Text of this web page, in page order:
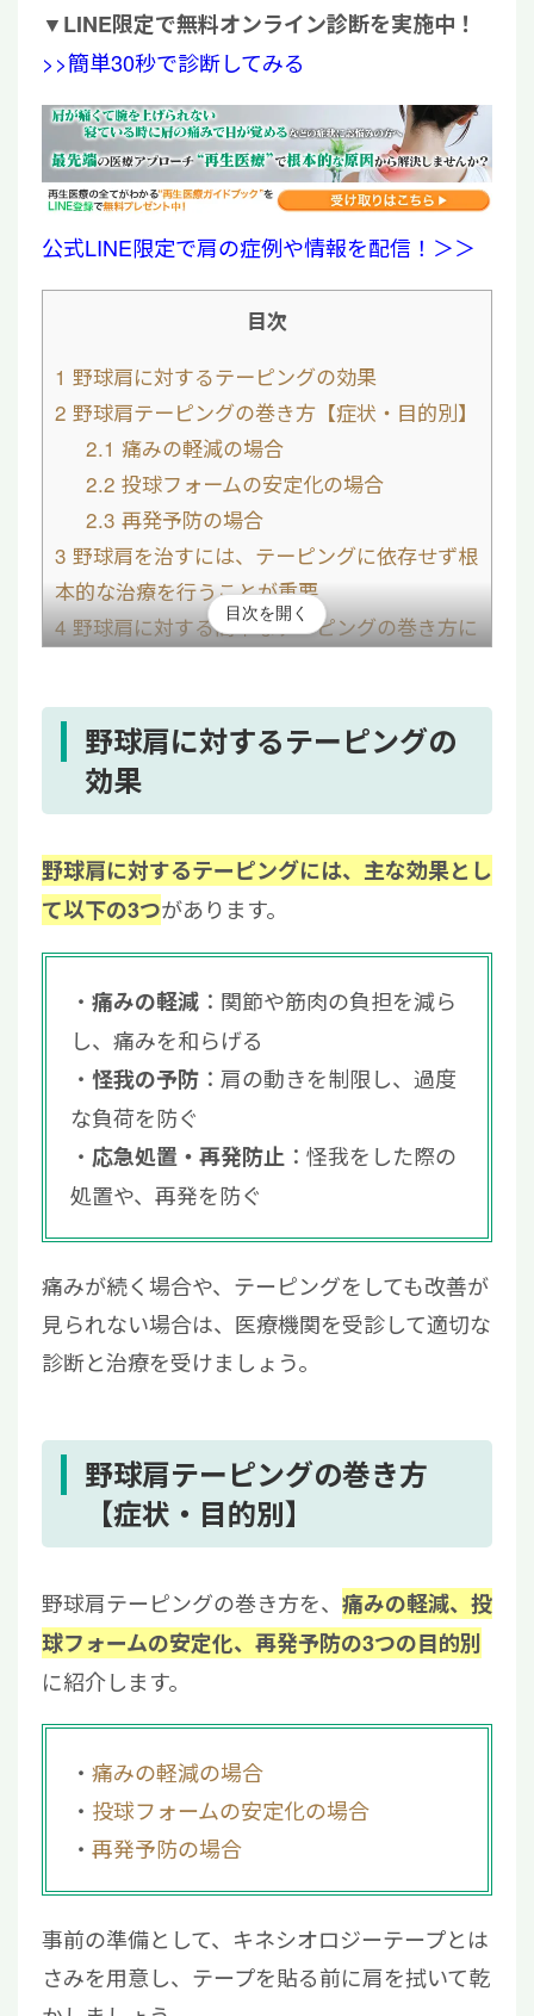
▼LINE限定で無料オンライン診断を実施中！
>>簡単30秒で診断してみる
公式LINE限定で肩の症例や情報を配信！＞＞
目次
1 野球肩に対するテーピングの効果
2 野球肩テーピングの巻き方【症状・目的別】
2.1 痛みの軽減の場合
2.2 投球フォームの安定化の場合
2.3 再発予防の場合
3 野球肩を治すには、テーピングに依存せず根
本的な治療を行うことが重要
4野球肩に対する簡単なテーピングの巻き方に
4.2テーピング用テープでおすすめのもの
は?
目次を開く
野球肩に対するテーピングの
効果
野球肩に対するテーピングには、主な効果とし
て以下の3つがあります。
痛みの軽減 ：関節や筋肉の負担を減ら
し、痛みを和らげる
怪我の予防 ：肩の動きを制限し、過度
な負荷を防ぐ
応急処置・再発防止 ：怪我をした際の
処置や、再発を防ぐ
痛みが続く場合や、テーピングをしても改善が
見られない場合は、医療機関を受診して適切な
診断と治療を受けましょう。
野球肩テーピングの巻き方
【症状・目的別】
野球肩テーピングの巻き方を、 痛みの軽減、投
球フォームの安定化、再発予防の3つの目的別
に紹介します。
痛みの軽減の場合
投球フォームの安定化の場合
再発予防の場合
事前の準備として、キネシオロジーテープとは
さみを用意し、テープを貼る前に肩を拭いて乾